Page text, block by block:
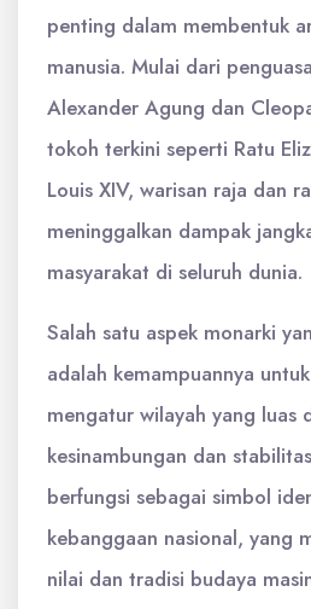
penting dalam membentuk
manusia. Mulai dari
Alexander Agung dan
tokoh terkini seperti Ratu
Louis XIV, warisan raja dan
meninggalkan dampak
masyarakat di seluruh dunia.
Salah satu aspek monarki
adalah kemampuannya
mengatur wilayah yang luas
kesinambungan dan
berfungsi sebagai simbol
kebanggaan nasional, yang
nilai dan tradisi budaya